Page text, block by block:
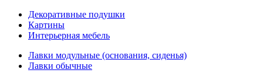
Декоративные подушки
Картины
Интерьерная мебель
Лавки модульные (основания, сиденья)
Лавки обычные